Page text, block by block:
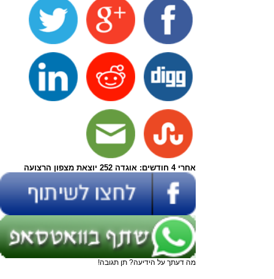
אחרי 4 חודשים: אוגדה 252 יוצאת מצפון הרצועה
מה דעתך על הידיעה? תן תגובה!